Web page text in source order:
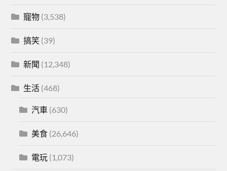
寵物 (3,538)
搞笑 (39)
新聞 (12,348)
生活 (468)
汽車 (630)
美食 (26,646)
電玩 (1,073)